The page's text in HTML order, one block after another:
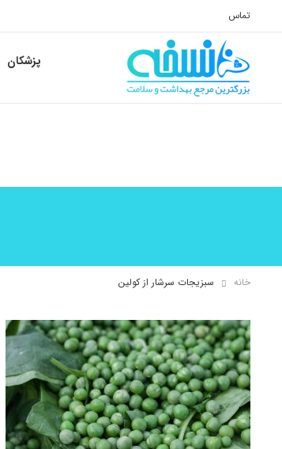
تماس
پزشکان
خانه سبزیجات سرشار از کولین